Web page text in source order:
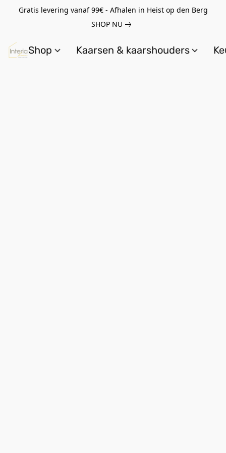
Gratis levering vanaf 99€ - Afhalen in Heist op den Berg
SHOP NU
Shop Kaarsen & kaarshouders